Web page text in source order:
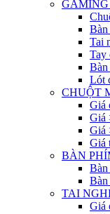
GAMING
Tai
Tay
Bàn
Lót
CHUỘT
Giá
Giá
Giá
Giá
BÀN
Bàn
Bàn
TAI
Giá